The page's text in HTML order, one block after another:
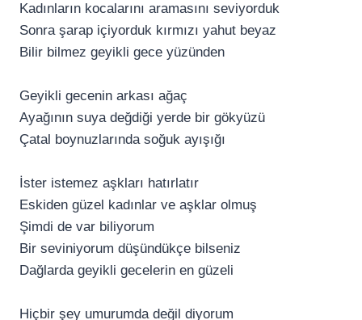
Kadınların kocalarını aramasını seviyorduk
Sonra şarap içiyorduk kırmızı yahut beyaz
Bilir bilmez geyikli gece yüzünden
Geyikli gecenin arkası ağaç
Ayağının suya değdiği yerde bir gökyüzü
Çatal boynuzlarında soğuk ayışığı
İster istemez aşkları hatırlatır
Eskiden güzel kadınlar ve aşklar olmuş
Şimdi de var biliyorum
Bir seviniyorum düşündükçe bilseniz
Dağlarda geyikli gecelerin en güzeli
Hiçbir şey umurumda değil diyorum